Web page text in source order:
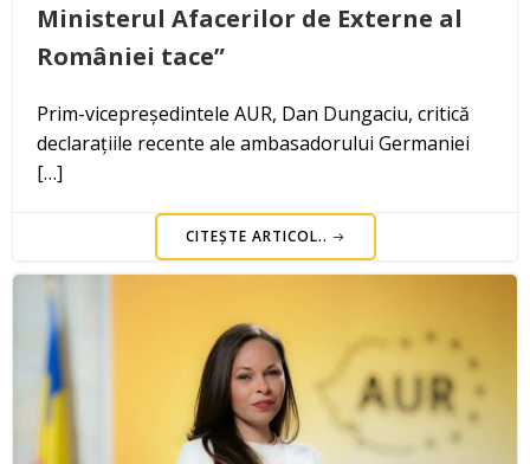
Ministerul Afacerilor de Externe al
României tace”
Prim-vicepreședintele AUR, Dan Dungaciu, critică
declarațiile recente ale ambasadorului Germaniei
[…]
CITEȘTE ARTICOL..